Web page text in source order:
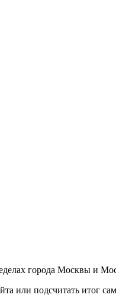
города Москвы и
или подсчитать итог